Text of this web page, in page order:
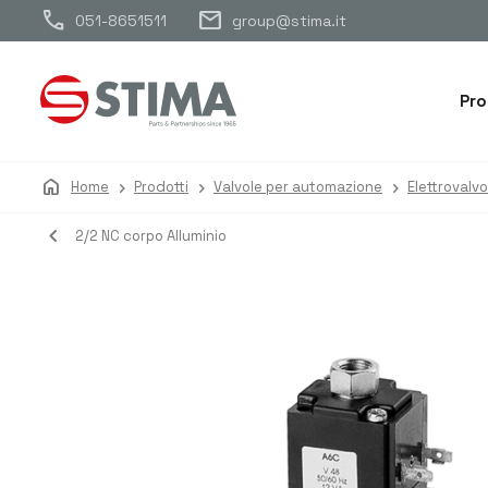
call 051-8651511 mail group@stima.it
home Home Prodotti Valvole per automazione
navigate_before 2/2 NC corpo Alluminio